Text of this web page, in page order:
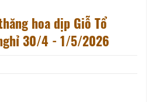
hoa dịp Giỗ Tổ
30/4 - 1/5/2026